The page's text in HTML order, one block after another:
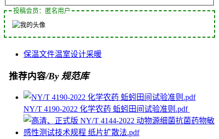
投稿会员：匿名用户
保温文件温室设计采暖
推荐内容/By 规范库
NY/T 4190-2022 化学农药 蚯蚓田间试验准则.pdf